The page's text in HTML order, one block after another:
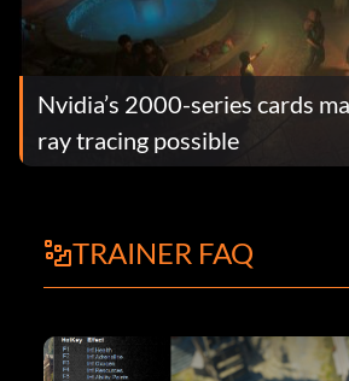
Nvidia’s 2000-series cards
ray tracing possible
TRAINER FAQ